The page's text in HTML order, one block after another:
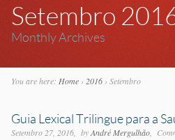
Setembro
Monthly Archives
You are here: Home› 2016› Setembro
Guia Lexical Trilingue para a
Setembro 27, 2016 byAndré Mergulhão